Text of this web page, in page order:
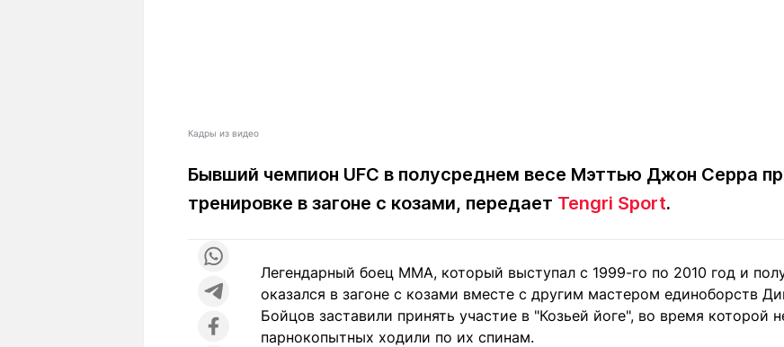
Кадры из видео
Бывший чемпион UFC в полусреднем весе Мэттью Джон Серра
тренировке в загоне с козами, передает Tengri Sport.
Легендарный боец MMA, который выступал с 1999-го по 2010 год и
оказался в загоне с козами вместе с другим мастером единоборств
Бойцов заставили принять участие в "Козьей йоге", во время которой
парнокопытных ходили по их спинам.